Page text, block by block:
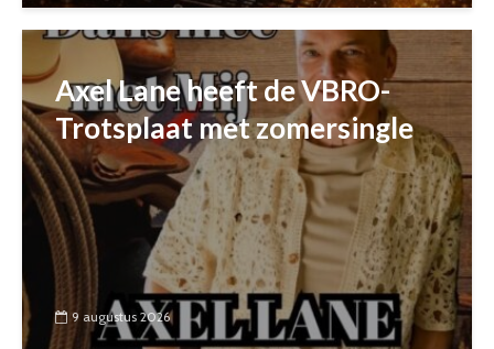
Axel Lane heeft de VBRO-
Trotsplaat met zomersingle
9 augustus 2026